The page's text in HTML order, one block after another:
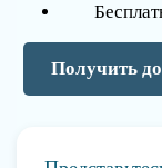
Получить